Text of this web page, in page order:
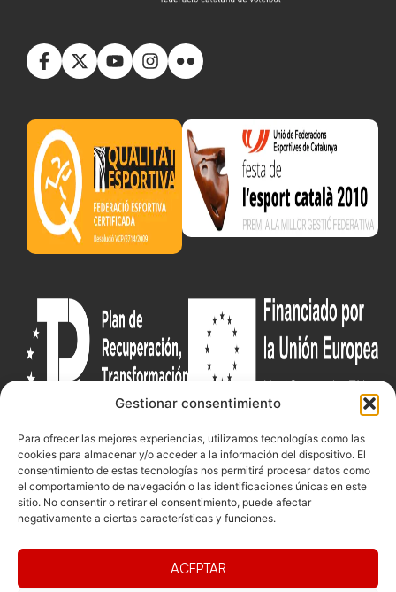
Gestionar consentimiento
Para ofrecer las mejores experiencias, utilizamos tecnologías como las
cookies para almacenar y/o acceder a la información del dispositivo. El
consentimiento de estas tecnologías nos permitirá procesar datos como
el comportamiento de navegación o las identificaciones únicas en este
sitio. No consentir o retirar el consentimiento, puede afectar
negativamente a ciertas características y funciones.
ACEPTAR
Federació
Presidència
directiva
Competicions
Competiciones
Pista
Competiciones
Playa
Vólei neu
Documentacio
Funcionament
Transparència
Contacte
Carrer de les
Jonqueres,
Barcelona